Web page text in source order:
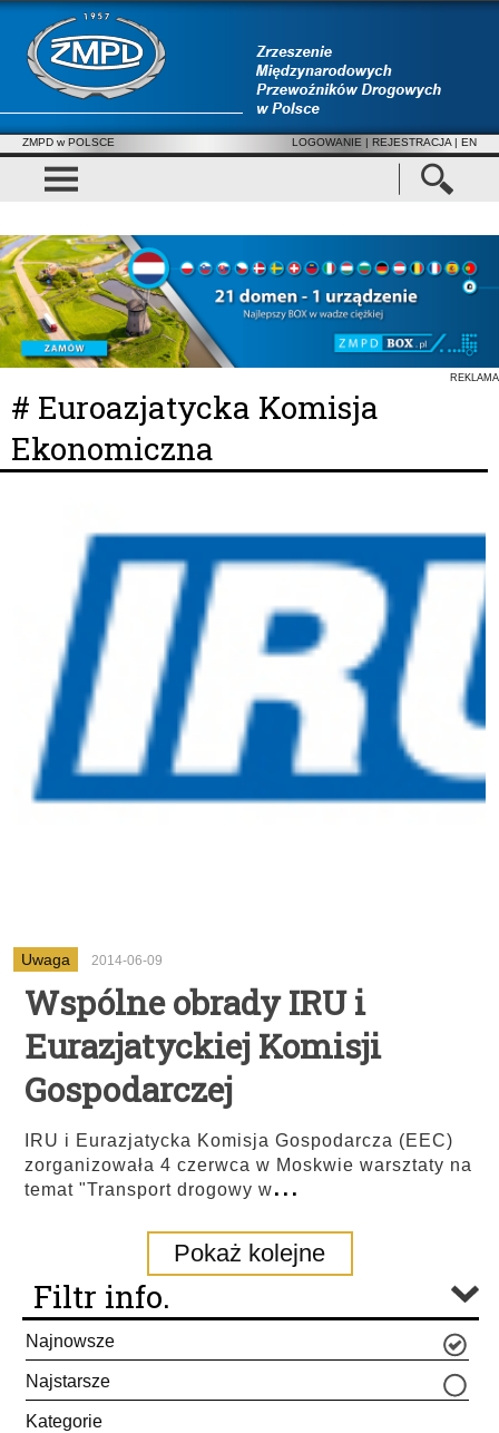
ZMPD w POLSCE LOGOWANIE | REJESTRACJA | EN
REKLAMA
# Euroazjatycka Komisja
Ekonomiczna
Uwaga 2014-06-09
Wspólne obrady IRU i
Eurazjatyckiej Komisji
Gospodarczej
IRU i Eurazjatycka Komisja Gospodarcza (EEC)
zorganizowała 4 czerwca w Moskwie warsztaty na
temat "Transport drogowy w...
Pokaż kolejne
Filtr info.
Najnowsze
Najstarsze
Kategorie